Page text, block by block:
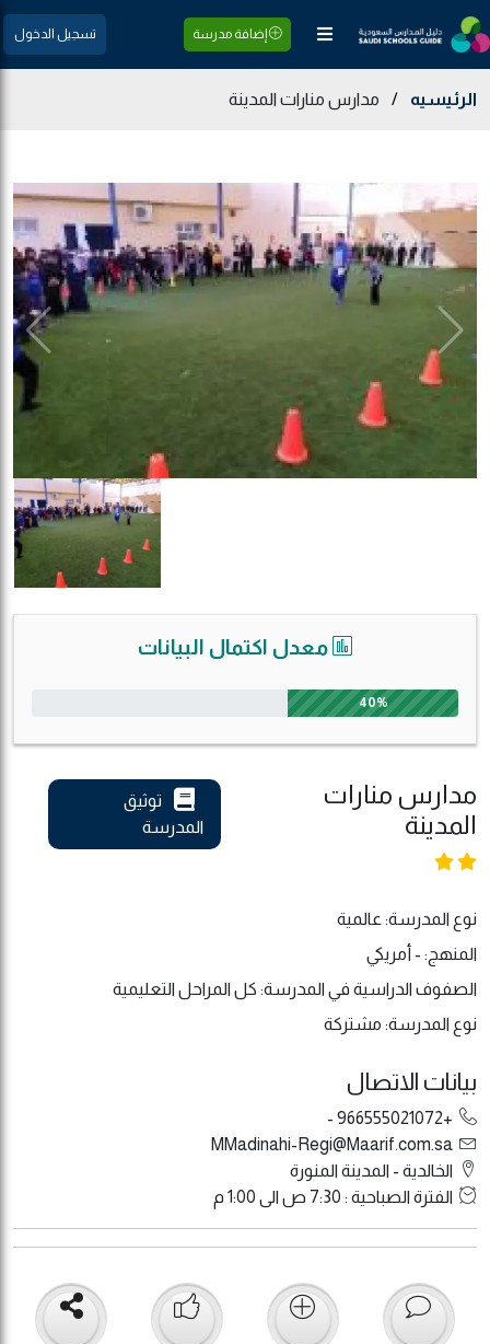
إضافة مدرسة تسجيل الدخول
الرئيسيه / مدارس منارات المدينة
معدل اكتمال البيانات
40%
مدارس منارات
المدينة
توثيق
المدرسة
نوع المدرسة: عالمية
المنهج: - أمريكي
الصفوف الدراسية في المدرسة: كل المراحل التعليمية
نوع المدرسة: مشتركة
بيانات الاتصال
+966555021072 -
MMadinahi-Regi@Maarif.com.sa
الخالدية - المدينة المنورة
الفترة الصباحية : 7:30 ص الى 1:00 م